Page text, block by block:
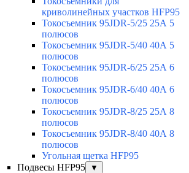
криволинейных участков HFP95
Токосъемник 95JDR-5/25 25А 5
полюсов
Токосъемник 95JDR-5/40 40А 5
полюсов
Токосъемник 95JDR-6/25 25А 6
полюсов
Токосъемник 95JDR-6/40 40А 6
полюсов
Токосъемник 95JDR-8/25 25А 8
полюсов
Токосъемник 95JDR-8/40 40А 8
полюсов
Угольная щетка HFP95
Подвесы HFP95
▼